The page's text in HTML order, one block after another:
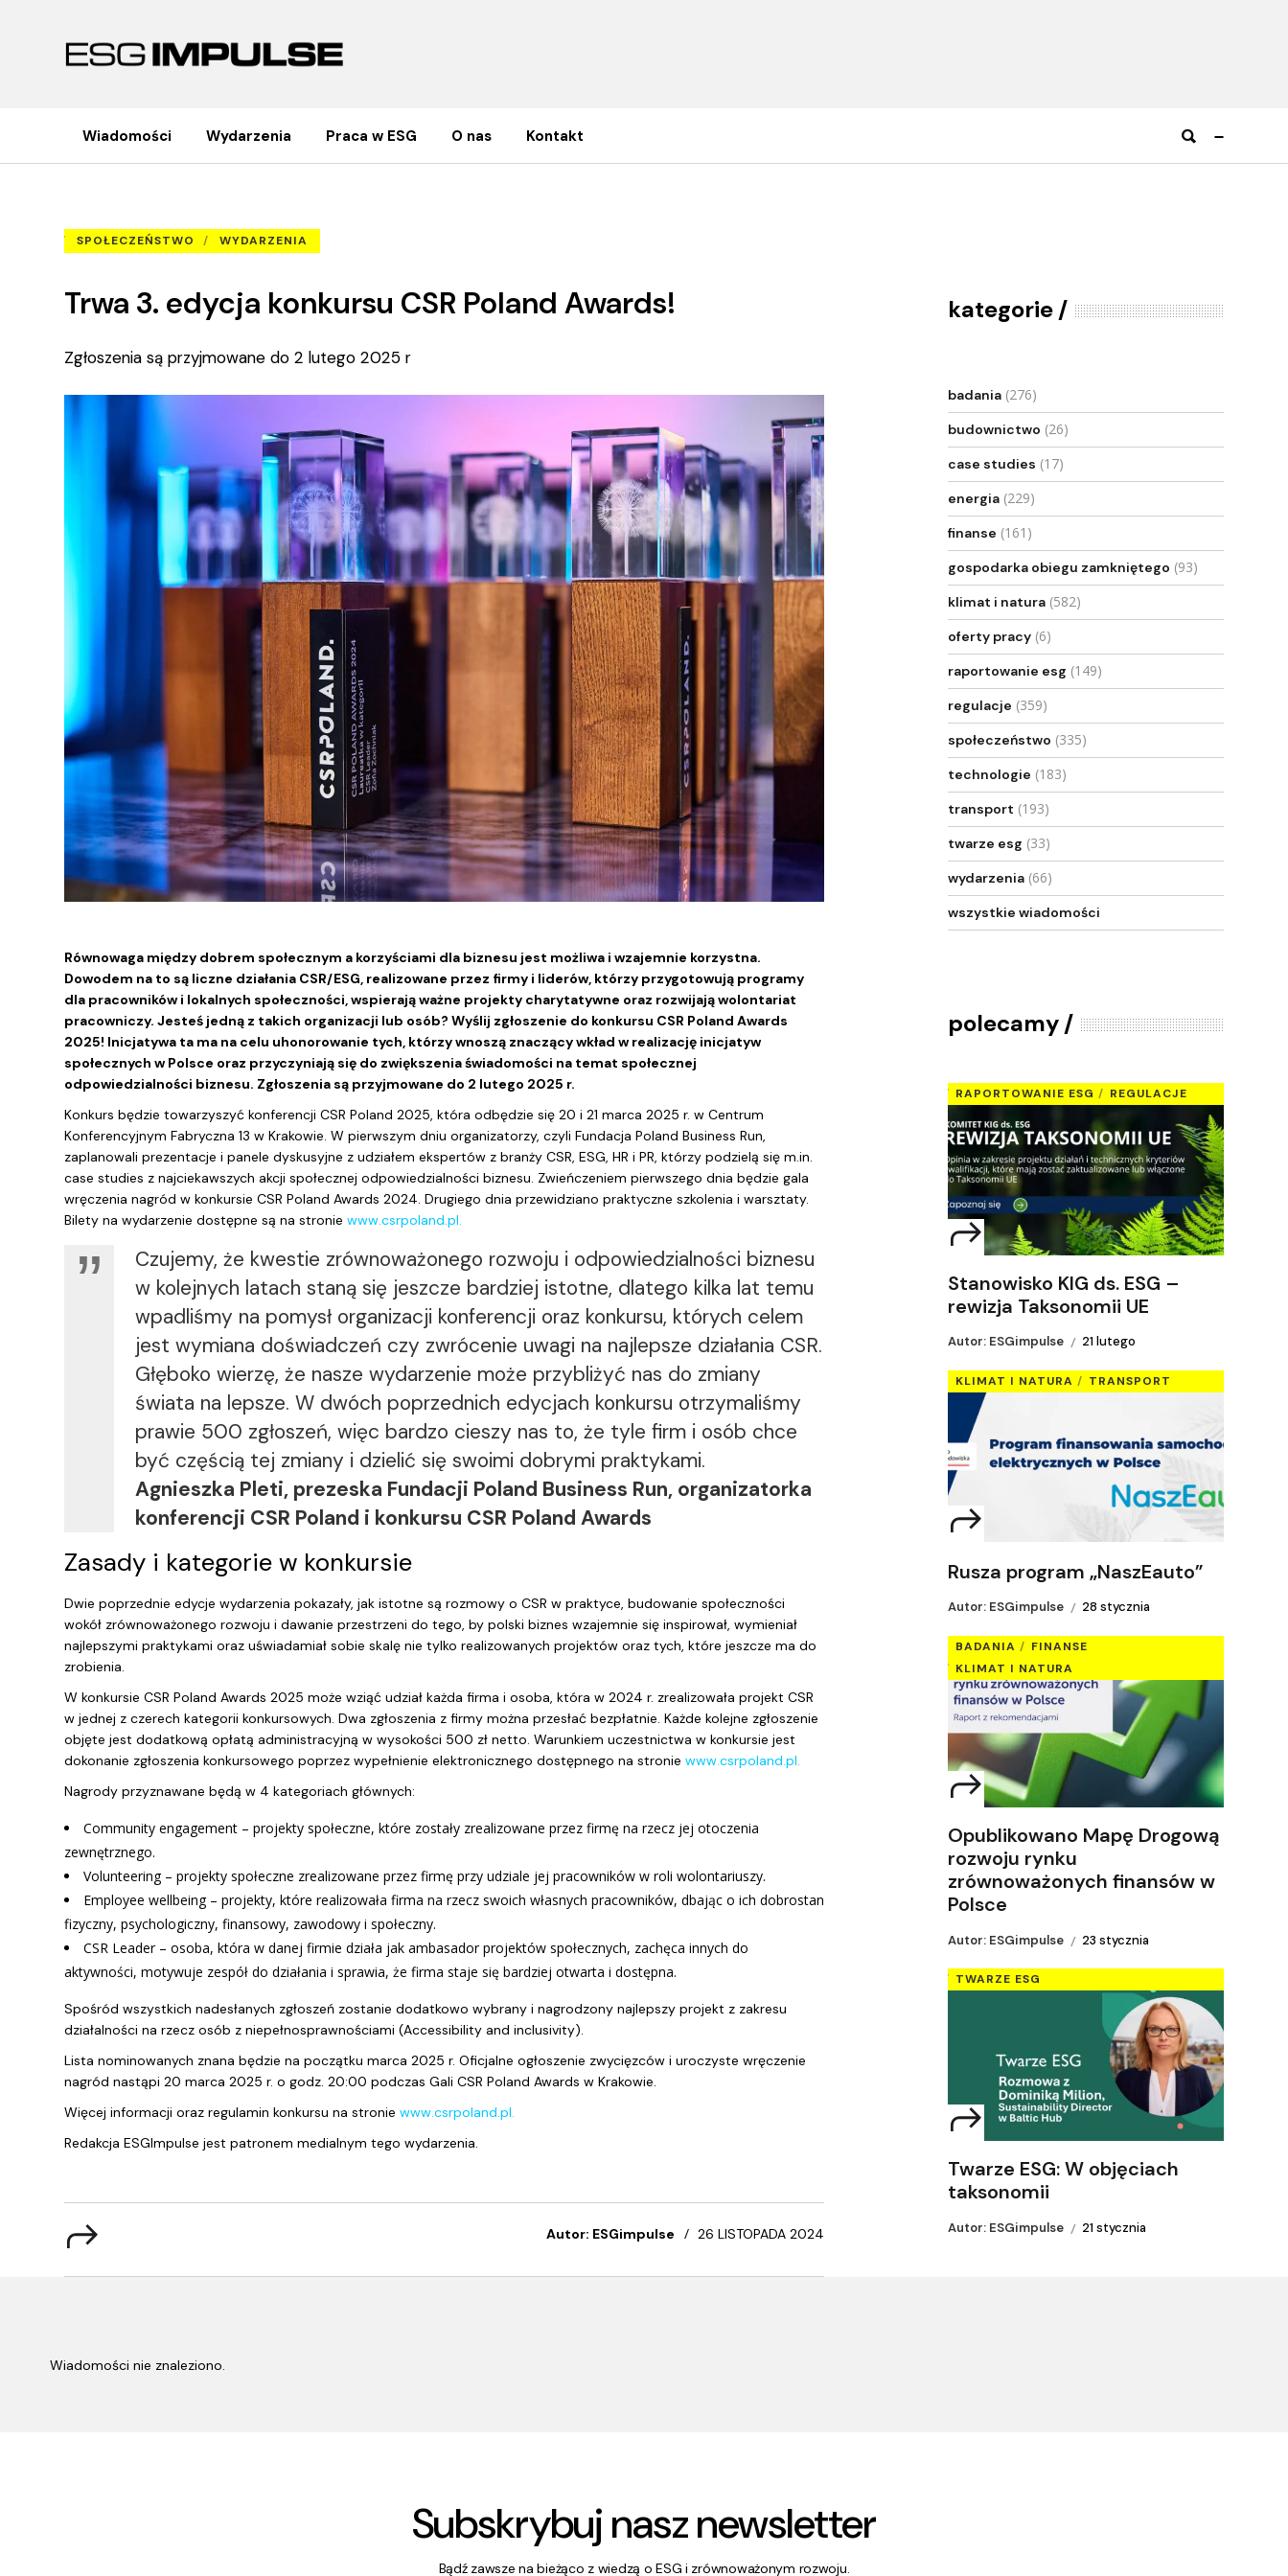
Wiadomości Wydarzenia Praca w ESG O nas Kontakt
SPOŁECZEŃSTWO WYDARZENIA
Trwa 3. edycja konkursu CSR Poland Awards!
Zgłoszenia są przyjmowane do 2 lutego 2025 r
Równowaga między dobrem społecznym a korzyściami dla biznesu jest możliwa i wzajemnie korzystna.
Dowodem na to są liczne działania CSR/ESG, realizowane przez firmy i liderów, którzy przygotowują programy
dla pracowników i lokalnych społeczności, wspierają ważne projekty charytatywne oraz rozwijają wolontariat
pracowniczy. Jesteś jedną z takich organizacji lub osób? Wyślij zgłoszenie do konkursu CSR Poland Awards
2025! Inicjatywa ta ma na celu uhonorowanie tych, którzy wnoszą znaczący wkład w realizację inicjatyw
społecznych w Polsce oraz przyczyniają się do zwiększenia świadomości na temat społecznej
odpowiedzialności biznesu. Zgłoszenia są przyjmowane do 2 lutego 2025 r.
Konkurs będzie towarzyszyć konferencji CSR Poland 2025, która odbędzie się 20 i 21 marca 2025 r. w Centrum
Konferencyjnym Fabryczna 13 w Krakowie. W pierwszym dniu organizatorzy, czyli Fundacja Poland Business Run,
zaplanowali prezentacje i panele dyskusyjne z udziałem ekspertów z branży CSR, ESG, HR i PR, którzy podzielą się m.in.
case studies z najciekawszych akcji społecznej odpowiedzialności biznesu. Zwieńczeniem pierwszego dnia będzie gala
wręczenia nagród w konkursie CSR Poland Awards 2024. Drugiego dnia przewidziano praktyczne szkolenia i warsztaty.
Bilety na wydarzenie dostępne są na stroniewww.csrpoland.pl.
Czujemy, że kwestie zrównoważonego rozwoju i odpowiedzialności biznesu
w kolejnych latach staną się jeszcze bardziej istotne, dlatego kilka lat temu
wpadliśmy na pomysł organizacji konferencji oraz konkursu, których celem
jest wymiana doświadczeń czy zwrócenie uwagi na najlepsze działania CSR.
Głęboko wierzę, że nasze wydarzenie może przybliżyć nas do zmiany
świata na lepsze. W dwóch poprzednich edycjach konkursu otrzymaliśmy
prawie 500 zgłoszeń, więc bardzo cieszy nas to, że tyle firm i osób chce
być częścią tej zmiany i dzielić się swoimi dobrymi praktykami.
Agnieszka Pleti, prezeska Fundacji Poland Business Run, organizatorka
konferencji CSR Poland i konkursu CSR Poland Awards
Zasady i kategorie w konkursie
Dwie poprzednie edycje wydarzenia pokazały, jak istotne są rozmowy o CSR w praktyce, budowanie społeczności
wokół zrównoważonego rozwoju i dawanie przestrzeni do tego, by polski biznes wzajemnie się inspirował, wymieniał
najlepszymi praktykami oraz uświadamiał sobie skalę nie tylko realizowanych projektów oraz tych, które jeszcze ma do
zrobienia.
W konkursie CSR Poland Awards 2025 może wziąć udział każda firma i osoba, która w 2024 r. zrealizowała projekt CSR
w jednej z czerech kategorii konkursowych. Dwa zgłoszenia z firmy można przesłać bezpłatnie. Każde kolejne zgłoszenie
objęte jest dodatkową opłatą administracyjną w wysokości 500 zł netto. Warunkiem uczestnictwa w konkursie jest
dokonanie zgłoszenia konkursowego poprzez wypełnienie elektronicznego dostępnego na stroniewww.csrpoland.pl.
Nagrody przyznawane będą w 4 kategoriach głównych:
Community engagement – projekty społeczne, które zostały zrealizowane przez firmę na rzecz jej otoczenia
zewnętrznego.
Volunteering – projekty społeczne zrealizowane przez firmę przy udziale jej pracowników w roli wolontariuszy.
Employee wellbeing – projekty, które realizowała firma na rzecz swoich własnych pracowników, dbając o ich dobrostan
fizyczny, psychologiczny, finansowy, zawodowy i społeczny.
CSR Leader – osoba, która w danej firmie działa jak ambasador projektów społecznych, zachęca innych do
aktywności, motywuje zespół do działania i sprawia, że firma staje się bardziej otwarta i dostępna.
Spośród wszystkich nadesłanych zgłoszeń zostanie dodatkowo wybrany i nagrodzony najlepszy projekt z zakresu
działalności na rzecz osób z niepełnosprawnościami (Accessibility and inclusivity).
Lista nominowanych znana będzie na początku marca 2025 r. Oficjalne ogłoszenie zwycięzców i uroczyste wręczenie
nagród nastąpi 20 marca 2025 r. o godz. 20:00 podczas Gali CSR Poland Awards w Krakowie.
Więcej informacji oraz regulamin konkursu na stronie www.csrpoland.pl.
Redakcja ESGImpulse jest patronem medialnym tego wydarzenia.
Autor: ESGimpulse 26 LISTOPADA 2024
kategorie
badania (276)
budownictwo (26)
case studies (17)
energia (229)
finanse (161)
gospodarka obiegu zamkniętego (93)
klimat i natura (582)
oferty pracy (6)
raportowanie esg (149)
regulacje (359)
społeczeństwo (335)
technologie (183)
transport (193)
twarze esg (33)
wydarzenia (66)
wszystkie wiadomości
polecamy
RAPORTOWANIE ESG REGULACJE
Stanowisko KIG ds. ESG –
rewizja Taksonomii UE
Autor: ESGimpulse 21 lutego
KLIMAT I NATURA TRANSPORT
Rusza program „NaszEauto”
Autor: ESGimpulse 28 stycznia
BADANIA
FINANSE
KLIMAT I NATURA
Opublikowano Mapę Drogową
rozwoju rynku
zrównoważonych finansów w
Polsce
Autor: ESGimpulse 23 stycznia
TWARZE ESG
Twarze ESG: W objęciach
taksonomii
Autor: ESGimpulse 21 stycznia
Wiadomości nie znaleziono.
Subskrybuj nasz newsletter
Bądź zawsze na bieżąco z wiedzą o ESG i zrównoważonym rozwoju.